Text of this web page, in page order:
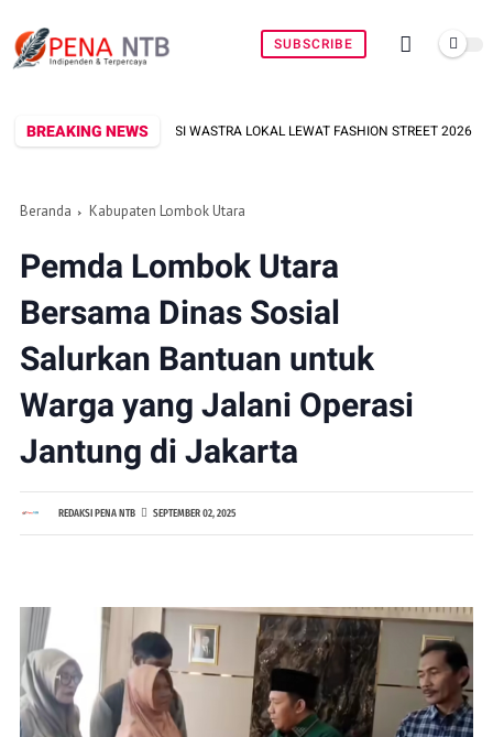
SUBSCRIBE
BREAKING NEWS
WASTRA LOKAL LEWAT FASHION STREET 2026 PRIA ASAL
Beranda Kabupaten Lombok Utara
Pemda Lombok Utara
Bersama Dinas Sosial
Salurkan Bantuan untuk
Warga yang Jalani Operasi
Jantung di Jakarta
REDAKSI PENA NTB SEPTEMBER 02, 2025